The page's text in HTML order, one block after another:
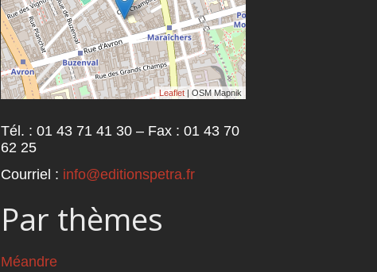
Leaflet | OSM Mapnik
Tél. : 01 43 71 41 30 – Fax : 01 43 70
62 25
Courriel : info@editionspetra.fr
Par thèmes
Méandre